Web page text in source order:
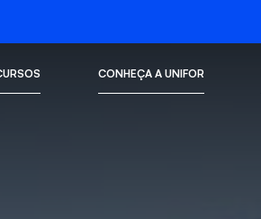
CONHEÇA A UNIFOR